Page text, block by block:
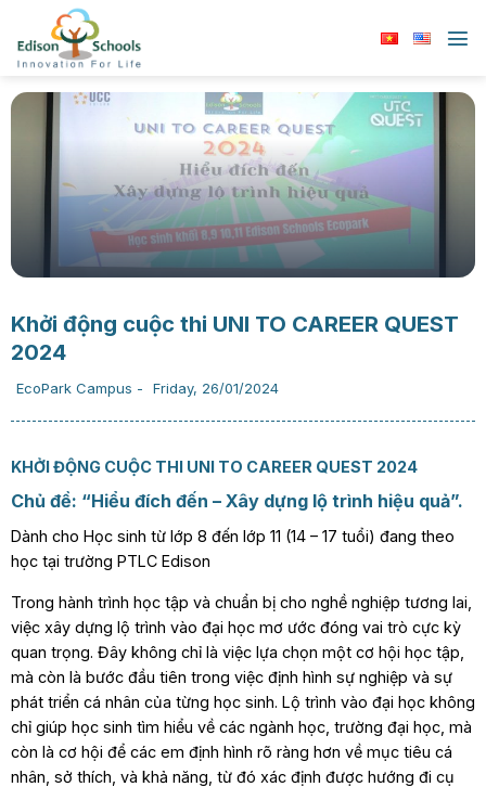
nội
Khởi động cuộc thi UNI TO CAREER QUEST
2024
EcoPark Campus - Friday, 26/01/2024
KHỞI ĐỘNG CUỘC THI UNI TO CAREER QUEST 2024
Chủ đề: “Hiểu đích đến – Xây dựng lộ trình hiệu quả”.
Dành cho Học sinh từ lớp 8 đến lớp 11 (14 – 17 tuổi) đang theo
học tại trường PTLC Edison
Trong hành trình học tập và chuẩn bị cho nghề nghiệp tương lai,
việc xây dựng lộ trình vào đại học mơ ước đóng vai trò cực kỳ
quan trọng. Đây không chỉ là việc lựa chọn một cơ hội học tập,
mà còn là bước đầu tiên trong việc định hình sự nghiệp và sự
phát triển cá nhân của từng học sinh. Lộ trình vào đại học không
chỉ giúp học sinh tìm hiểu về các ngành học, trường đại học, mà
còn là cơ hội để các em định hình rõ ràng hơn về mục tiêu cá
nhân, sở thích, và khả năng, từ đó xác định được hướng đi cụ